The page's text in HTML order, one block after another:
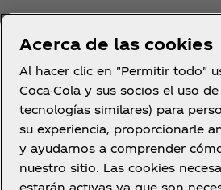
Puedes encontrar todas las
actualmente
Candidatura
Actualmente, no es posible
espontánea en nuestra
Acerca de las cookies
Al hacer clic en "Permitir todo"
Coca-Cola y sus socios el uso
tecnologías similares) para
su experiencia, proporcionarle
y ayudarnos a comprender
nuestro sitio. Las cookies
estarán activas ya que son